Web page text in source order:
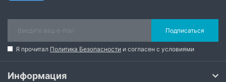
Подписаться
Я прочитал Политика Безопасности и согласен с условиями
Информация